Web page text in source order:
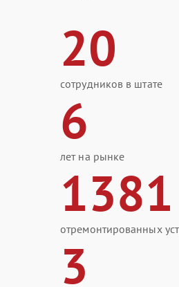
20
сотрудников в штате
6
лет на рынке
1381
отремонтированных
3